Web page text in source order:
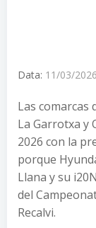
Data: 11/03/2026
Las comarcas
La Garrotxa y
2026 con la
porque
Llana y su
del
Recalvi.